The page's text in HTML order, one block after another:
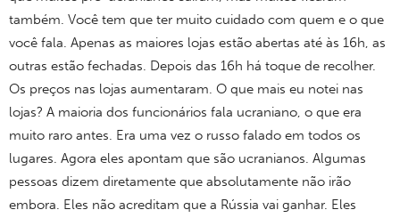
também. Você tem que ter muito cuidado com quem e o que
você fala. Apenas as maiores lojas estão abertas até às 16h, as
outras estão fechadas. Depois das 16h há toque de recolher.
Os preços nas lojas aumentaram. O que mais eu notei nas
lojas? A maioria dos funcionários fala ucraniano, o que era
muito raro antes. Era uma vez o russo falado em todos os
lugares. Agora eles apontam que são ucranianos. Algumas
pessoas dizem diretamente que absolutamente não irão
embora. Eles não acreditam que a Rússia vai ganhar. Eles